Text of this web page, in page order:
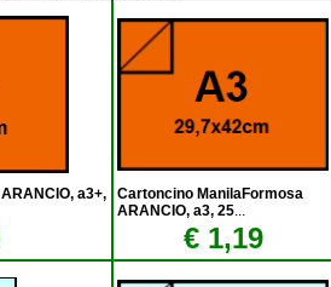
a3+,
Cartoncino ManilaFormosa
ARANCIO, a3, 25...
€ 1,19